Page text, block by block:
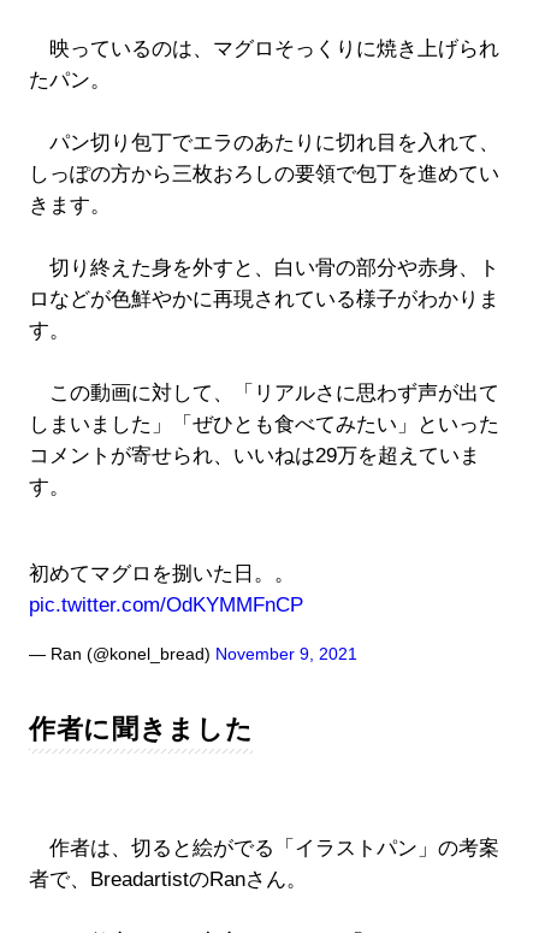
映っているのは、マグロそっくりに焼き上げられ
たパン。
パン切り包丁でエラのあたりに切れ目を入れて、
しっぽの方から三枚おろしの要領で包丁を進めてい
きます。
切り終えた身を外すと、白い骨の部分や赤身、ト
ロなどが色鮮やかに再現されている様子がわかりま
す。
この動画に対して、「リアルさに思わず声が出て
しまいました」「ぜひとも食べてみたい」といった
コメントが寄せられ、いいねは29万を超えていま
す。
初めてマグロを捌いた日。。
pic.twitter.com/OdKYMMFnCP
— Ran (@konel_bread) November 9, 2021
作者に聞きました
作者は、切ると絵がでる「イラストパン」の考案
者で、BreadartistのRanさん。